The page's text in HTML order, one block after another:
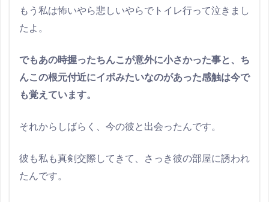
もう私は怖いやら悲しいやらでトイレ行って泣きまし
たよ。
でもあの時握ったちんこが意外に小さかった事と、ち
んこの根元付近にイボみたいなのがあった感触は今で
も覚えています。
それからしばらく、今の彼と出会ったんです。
彼も私も真剣交際してきて、さっき彼の部屋に誘われ
たんです。